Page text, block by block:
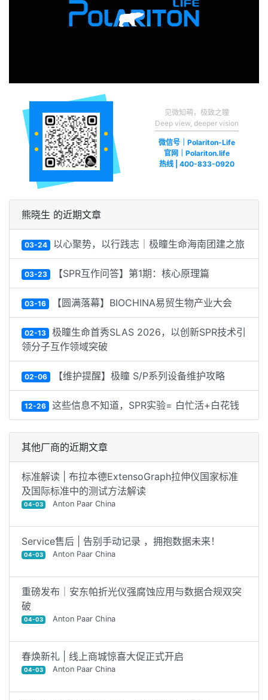
见微知萌，极致之瞳
Deep view, deeper vision
微信号｜Polariton-Life
官网｜Polariton.life
热线 | 400-833-0920
熊晓生 的近期文章
03-24 以心聚势，以行践志｜极瞳生命海南团建之旅
03-23 【SPR互作问答】第1期：核心原理篇
03-16 【圆满落幕】BIOCHINA易贸生物产业大会
02-13 极瞳生命首秀SLAS 2026，以创新SPR技术引
领分子互作领域突破​
02-06 【维护提醒】极瞳 S/P系列设备维护攻略
12-26 这些信息不知道，SPR实验= 白忙活+白花钱
其他厂商的近期文章
标准解读 | 布拉本德ExtensoGraph拉伸仪国家标准
及国际标准中的测试方法解读
04-03 Anton Paar China
Service售后 | 告别手动记录 ，拥抱数据未来！
04-03 Anton Paar China
重磅发布｜安东帕折光仪强腐蚀应用与数据合规双突
破
04-03 Anton Paar China
春焕新礼 | 线上商城惊喜大促正式开启
04-03 Anton Paar China